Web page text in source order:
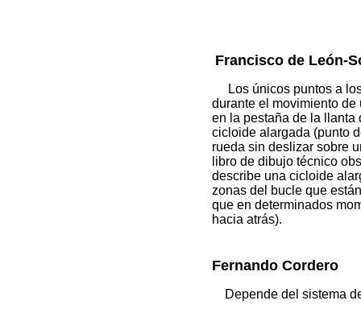
Francisco de León-
Los únicos puntos a los
durante el movimiento
en la pestaña de la llanta
cicloide alargada (punto
rueda sin deslizar sobre
libro de dibujo técnico
describe una cicloide
zonas del bucle que
que en determinados
hacia atrás).
Fernando Cordero
Depende del sistema